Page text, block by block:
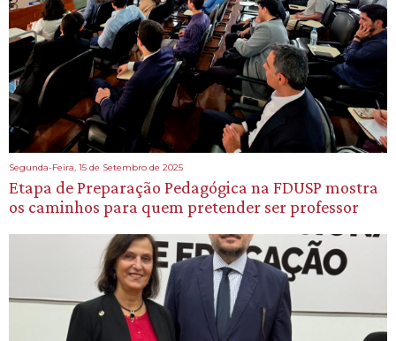
Segunda-Feira, 15 de Setembro de 2025
Etapa de Preparação Pedagógica na FDUSP mostra
os caminhos para quem pretender ser professor